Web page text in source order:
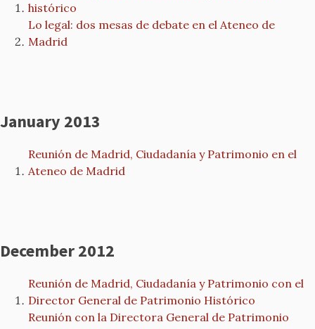
histórico
Lo legal: dos mesas de debate en el Ateneo de
Madrid
January 2013
Reunión de Madrid, Ciudadanía y Patrimonio en el
Ateneo de Madrid
December 2012
Reunión de Madrid, Ciudadanía y Patrimonio con el
Director General de Patrimonio Histórico
Reunión con la Directora General de Patrimonio